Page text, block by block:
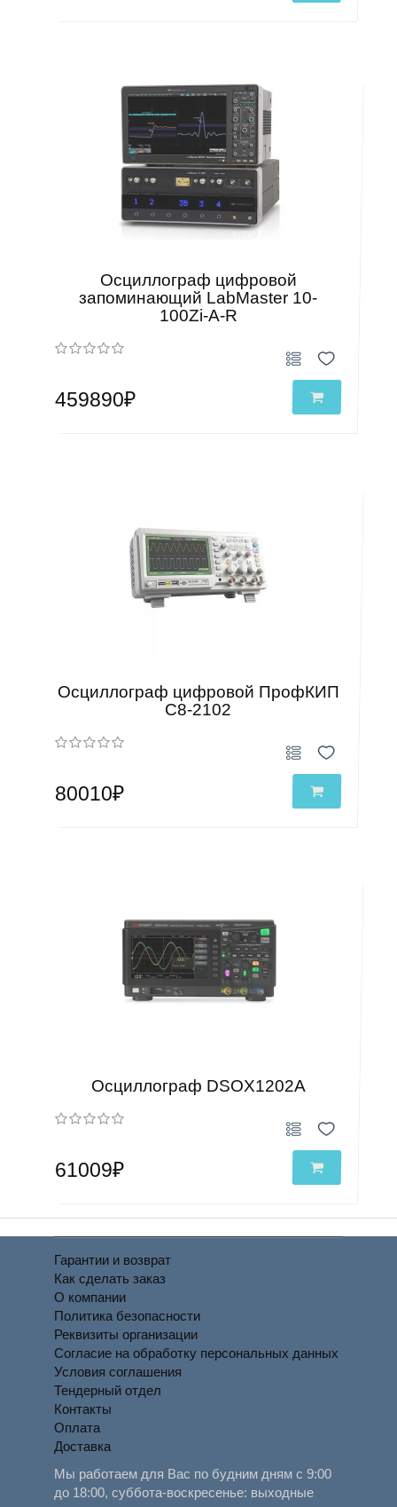
Осциллограф цифровой
запоминающий LabMaster 10-
100Zi-A-R
459890₽
Осциллограф цифровой ПрофКИП
С8-2102
80010₽
Осциллограф DSOX1202A
61009₽
Гарантии и возврат
Как сделать заказ
О компании
Политика безопасности
Реквизиты организации
Согласие на обработку персональных данных
Условия соглашения
Тендерный отдел
Контакты
Оплата
Доставка
Мы работаем для Вас по будним дням с 9:00
до 18:00, суббота-воскресенье: выходные